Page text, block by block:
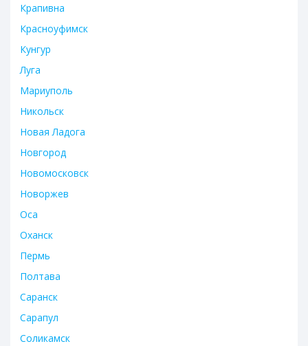
Крапивна
Красноуфимск
Кунгур
Луга
Мариуполь
Никольск
Новая Ладога
Новгород
Новомосковск
Новоржев
Оса
Оханск
Пермь
Полтава
Саранск
Сарапул
Соликамск